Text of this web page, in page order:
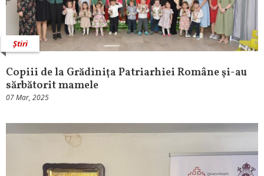
Știri
Copiii de la Grădiniţa Patriarhiei Române şi-au
sărbătorit mamele
07 Mar, 2025